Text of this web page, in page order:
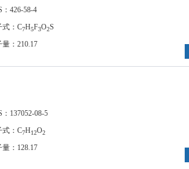
：426-58-4
式：C7H5F3O2S
量：210.17
：137052-08-5
式：C7H12O2
量：128.17